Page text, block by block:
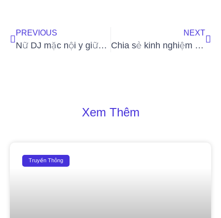
PREVIOUS
Nữ DJ mặc nội y giữa đồng đẹp như nàng thơ làm bao người ngẩn ngơ
NEXT
Chia sẻ kinh nghiệm CEO Phạm Quốc Nam – Giám đốc Công ty Truyền thông PHẠM GIA MEDIA
Xem Thêm
Truyền Thông